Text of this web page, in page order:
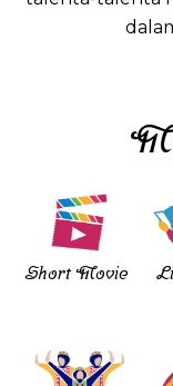
Short Movie